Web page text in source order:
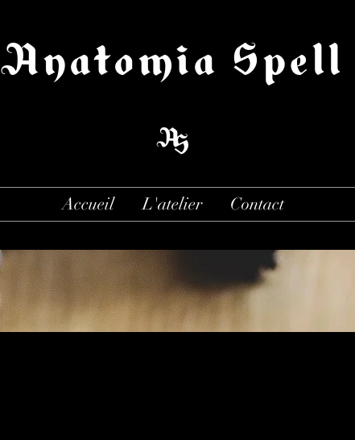
Anatomia Spell
Accueil L'atelier Contact